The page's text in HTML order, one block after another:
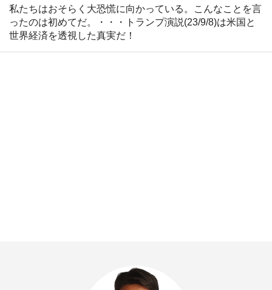
私たちはおそらく大恐慌に向かっている。こんなことを言
ったのは初めてだ。・・・トランプ演説(23/9/8)は米国と
世界経済を透視した真実だ！